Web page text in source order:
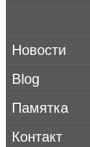
Новости
Blog
Памятка
Контакт